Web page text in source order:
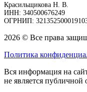
Красильщикова Н. В.
ИНН: 340500676249
ОГРНИП:
2026 © Все права
Политика
Вся информация на
не является публичной